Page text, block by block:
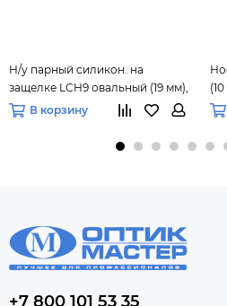
Н/у парный силикон. на
защелке LCH9 овальный (19 мм),
10 парВ корзину
+7 800 101 53 35